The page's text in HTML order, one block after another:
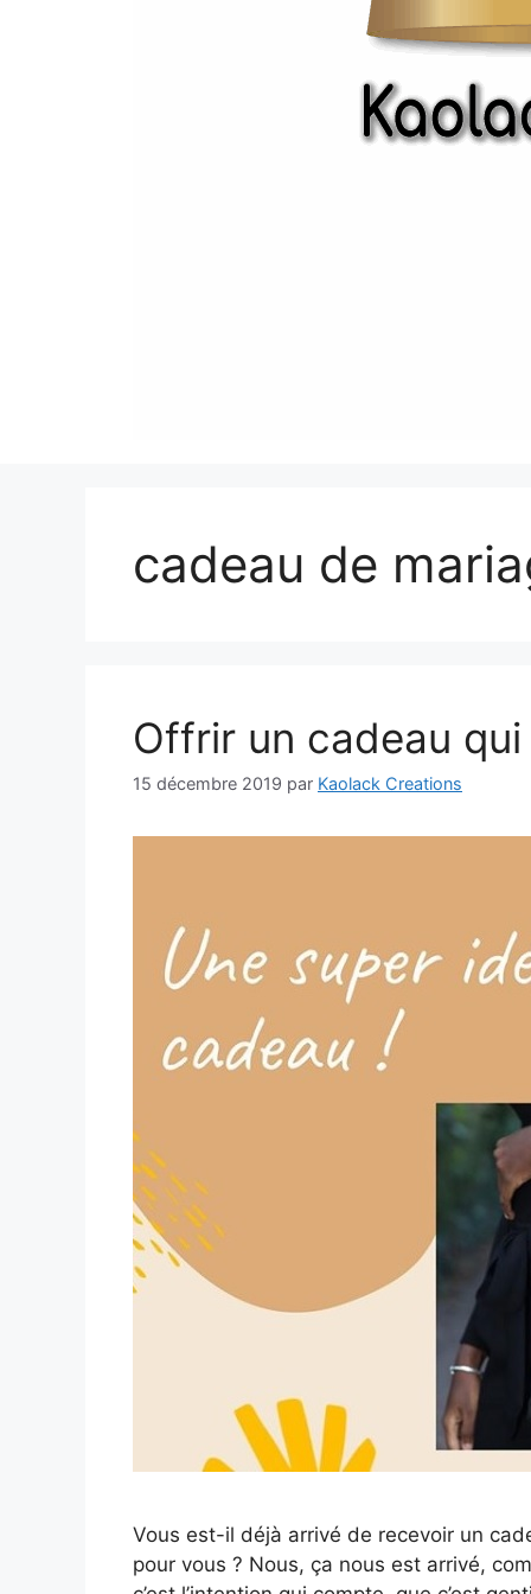
cadeau de
Offrir un cadeau
15 décembre 2019 par Kaolack Creations
Vous est-il déjà arrivé de recevoir un
pour vous ? Nous, ça nous est arrivé,